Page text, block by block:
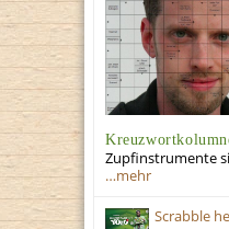
Zupfinstrumente
…mehr
Scrabble